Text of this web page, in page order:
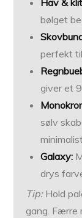
Hav &
bølget
perfekt
giver et
sølv
Galaxy:
drys
Tip:Hold
gang. Færre